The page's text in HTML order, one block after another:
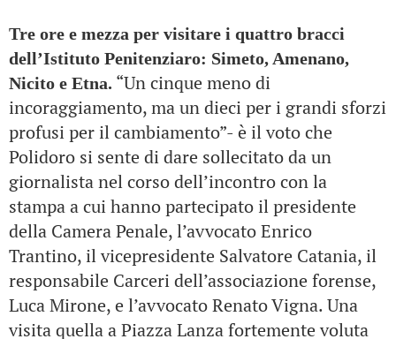
Tre ore e mezza per visitare i quattro bracci
dell’Istituto Penitenziaro: Simeto, Amenano,
Nicito e Etna. “Un cinque meno di
incoraggiamento, ma un dieci per i grandi sforzi
profusi per il cambiamento”- è il voto che
Polidoro si sente di dare sollecitato da un
giornalista nel corso dell’incontro con la
stampa a cui hanno partecipato il presidente
della Camera Penale, l’avvocato Enrico
Trantino, il vicepresidente Salvatore Catania, il
responsabile Carceri dell’associazione forense,
Luca Mirone, e l’avvocato Renato Vigna. Una
visita quella a Piazza Lanza fortemente voluta